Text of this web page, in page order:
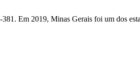
Em 2019, Minas Gerais foi um dos